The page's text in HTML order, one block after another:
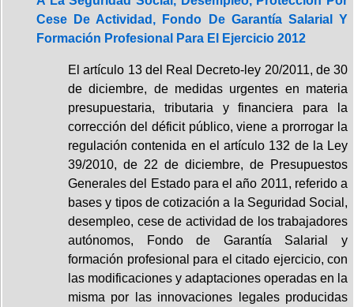
Cese De Actividad, Fondo De Garantía Salarial Y
Formación Profesional Para El Ejercicio 2012
El artículo 13 del Real Decreto-ley 20/2011, de 30
de diciembre, de medidas urgentes en materia
presupuestaria, tributaria y financiera para la
corrección del déficit público, viene a prorrogar la
regulación contenida en el artículo 132 de la Ley
39/2010, de 22 de diciembre, de Presupuestos
Generales del Estado para el año 2011, referido a
bases y tipos de cotización a la Seguridad Social,
desempleo, cese de actividad de los trabajadores
autónomos, Fondo de Garantía Salarial y
formación profesional para el citado ejercicio, con
las modificaciones y adaptaciones operadas en la
misma por las innovaciones legales producidas